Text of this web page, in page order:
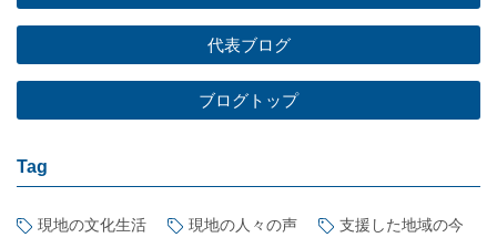
代表ブログ
ブログトップ
Tag
現地の文化生活 現地の人々の声 支援した地域の今